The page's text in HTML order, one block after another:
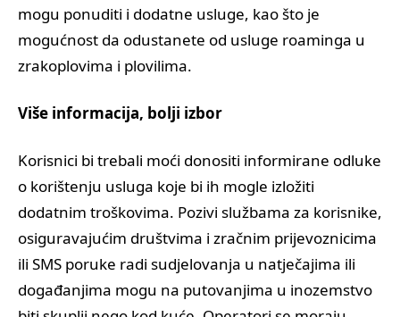
mogu ponuditi i dodatne usluge, kao što je
mogućnost da odustanete od usluge roaminga u
zrakoplovima i plovilima.
Više informacija, bolji izbor
Korisnici bi trebali moći donositi informirane odluke
o korištenju usluga koje bi ih mogle izložiti
dodatnim troškovima. Pozivi službama za korisnike,
osiguravajućim društvima i zračnim prijevoznicima
ili SMS poruke radi sudjelovanja u natječajima ili
događanjima mogu na putovanjima u inozemstvo